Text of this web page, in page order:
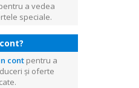
a vedea
speciale.
contpentru a
și oferte